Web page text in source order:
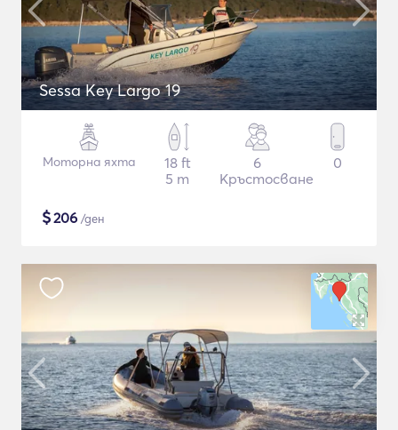
Sessa Key Largo 19
Моторна яхта
18 ft
5 m
6
Кръстосване
0
$206 /ден